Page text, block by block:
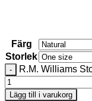
Färg
Storlek
R.M. Williams
Lägg till i varukorg